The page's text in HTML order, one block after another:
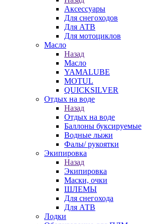
Аксессуары
Для снегоходов
Для АТВ
Для мотоциклов
Масло
Назад
Масло
YAMALUBE
MOTUL
QUICKSILVER
Отдых на воде
Назад
Отдых на воде
Баллоны буксируемые
Водные лыжи
Фалы/ рукоятки
Экипировка
Назад
Экипировка
Маски, очки
ШЛЕМЫ
Для снегохода
Для АТВ
Лодки